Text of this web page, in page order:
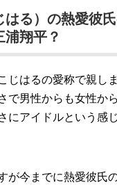
はる）の熱愛彼
浦翔平？
じはるの愛称で親し
で男性からも女性か
にアイドルという感じ
が今までに熱愛彼氏